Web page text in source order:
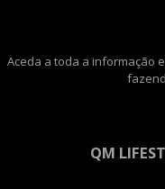
Aceda a toda a informação e
QM